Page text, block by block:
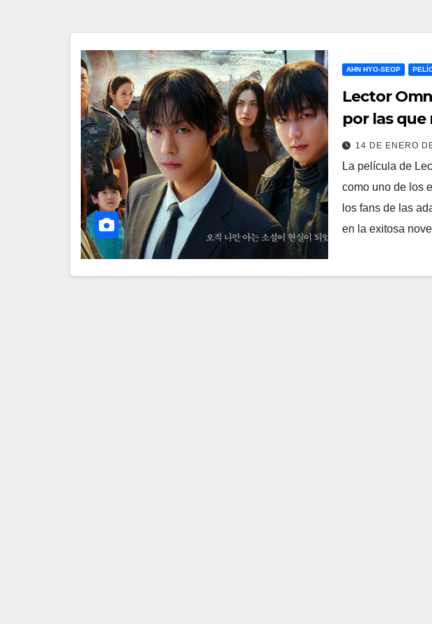
AHN HYO-SEOP
Lector
por las que
perder
14 DE ENERO
La película de
como uno de los
los fans de las
en la exitosa